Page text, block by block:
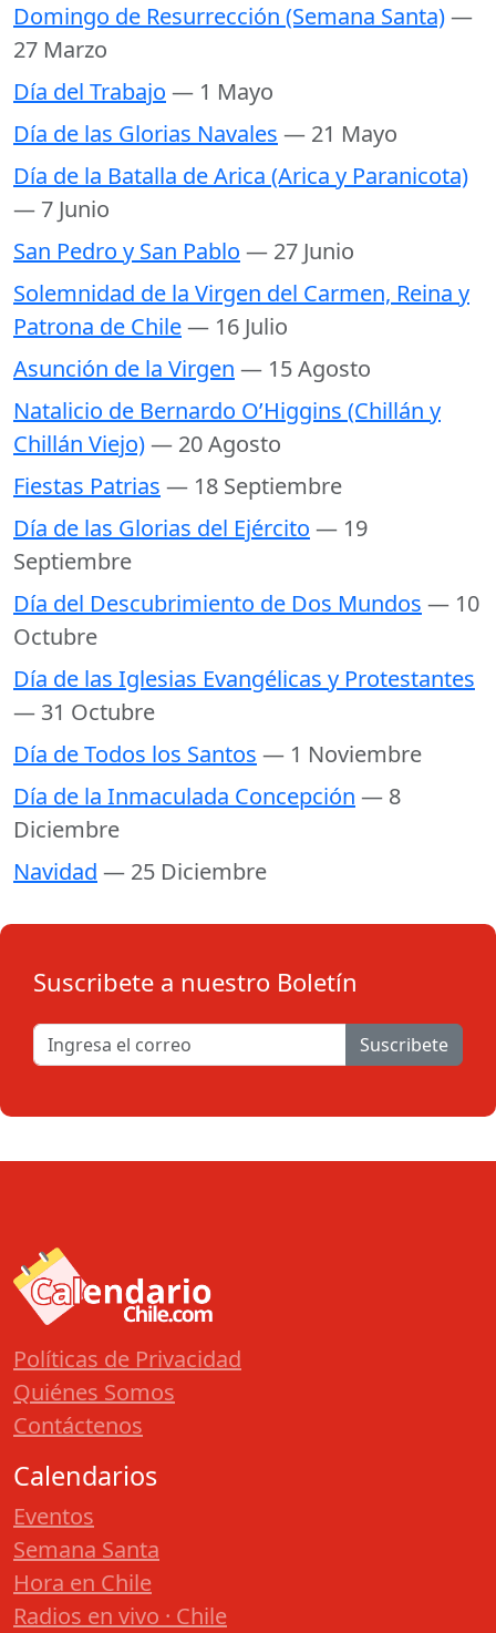
Domingo de Resurrección (Semana Santa)—
27 Marzo
Día del Trabajo — 1 Mayo
Día de las Glorias Navales — 21 Mayo
Día de la Batalla de Arica (Arica y Paranicota)
— 7 Junio
San Pedro y San Pablo — 27 Junio
Solemnidad de la Virgen del Carmen, Reina y
Patrona de Chile— 16 Julio
Asunción de la Virgen — 15 Agosto
Natalicio de Bernardo O’Higgins (Chillán y
Chillán Viejo)— 20 Agosto
Fiestas Patrias — 18 Septiembre
Día de las Glorias del Ejército — 19
Septiembre
Día del Descubrimiento de Dos Mundos — 10
Octubre
Día de las Iglesias Evangélicas y Protestantes
— 31 Octubre
Día de Todos los Santos — 1 Noviembre
Día de la Inmaculada Concepción — 8
Diciembre
Navidad — 25 Diciembre
Suscribete a nuestro Boletín
Suscribete
Políticas de Privacidad
Quiénes Somos
Contáctenos
Calendarios
Eventos
Semana Santa
Hora en Chile
Radios en vivo · Chile